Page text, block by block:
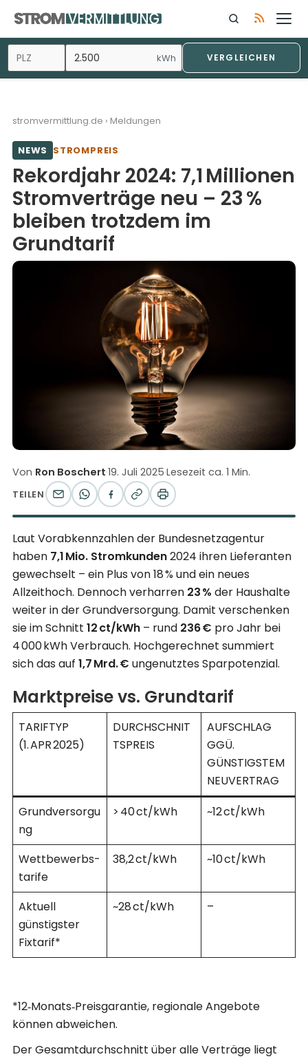
Inhalt
springen
kWh VERGLEICHEN
stromvermittlung.de › Meldungen
NEWS STROMPREIS
Rekordjahr 2024: 7,1 Millionen
Strom­verträge neu – 23 %
bleiben trotzdem im
Grundtarif
Von Ron Boschert·19. Juli 2025·Lesezeit ca. 1 Min.
TEILEN
Laut Vorabkennzahlen der Bundesnetzagentur
haben 7,1 Mio. Stromkunden2024 ihren Lieferanten
gewechselt – ein Plus von 18 % und ein neues
Allzeithoch. Dennoch verharren 23 % der Haushalte
weiter in der Grundversorgung. Damit verschenken
sie im Schnitt 12 ct/kWh – rund 236 € pro Jahr bei
4 000 kWh Verbrauch. Hochgerechnet summiert
sich das auf 1,7 Mrd. € ungenutztes Sparpotenzial.
Marktpreise vs. Grundtarif
TARIFTYP
(1. APR 2025)
DURCHSCHNIT
TS­PREIS
AUFSCHLAG
GGÜ.
GÜNSTIGSTEM
NEUVERTRAG
Grundversorgu
ng
> 40 ct/kWh ~12 ct/kWh
Wettbewerbs­
tarife
38,2 ct/kWh ~10 ct/kWh
Aktuell
günstigster
Fix­tarif*
~28 ct/kWh –
*12‑Monats‑Preisgarantie, regionale Angebote
können abweichen.
Der Gesamt­durchschnitt über alle Verträge liegt